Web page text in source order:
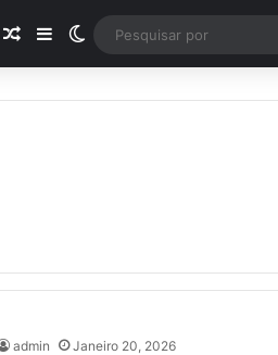
Artigo Aleatório
SidebarSwitch skin
admin Janeiro 20, 2026